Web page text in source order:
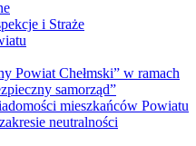
Powiat Chełmski” w ramach
samorząd”
mieszkańców Powiatu
neutralności
Polski Ład: Program